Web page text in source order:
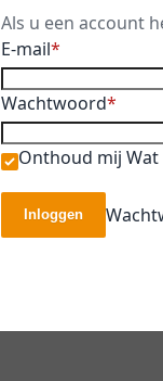
Als u een account
E-mail
Wachtwoord
Onthoud mij Wat
Inloggen